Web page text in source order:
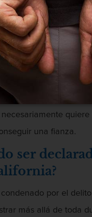
agresión que
en prisión, la
lo primero que
para
una fianza.
ser
por el
más allá de toda